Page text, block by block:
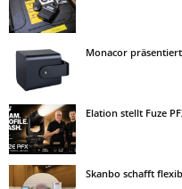
Monacor
Elation stellt Fuze
Skanbo schafft